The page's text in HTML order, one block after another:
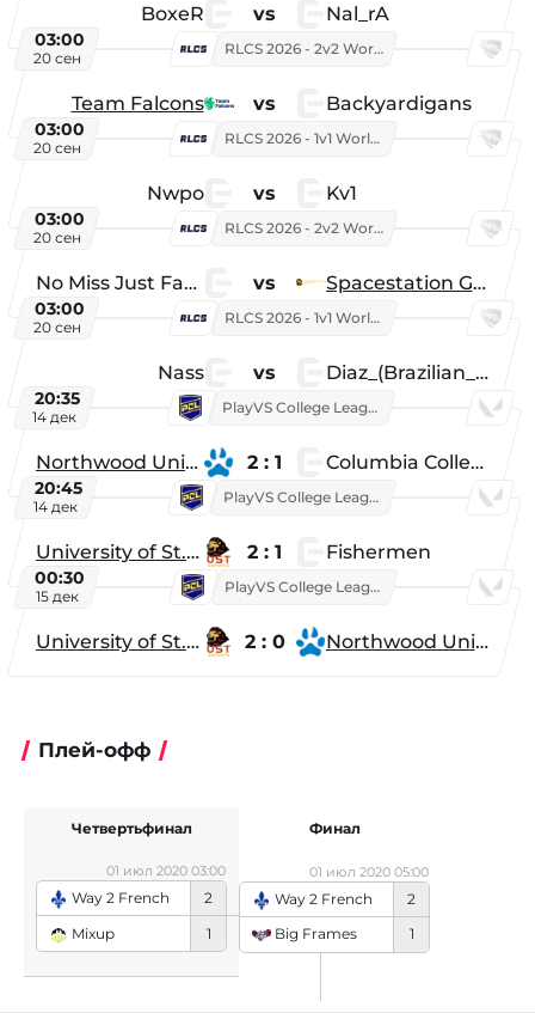
BoxeR vs Nal_rA
03:00
20 сен
RLCS 2026 - 2v2 World Championship
Team Falcons vs Backyardigans
03:00
20 сен
RLCS 2026 - 1v1 World Championship
Nwpo vs Kv1
03:00
20 сен
RLCS 2026 - 2v2 World Championship
No Miss Just Fake vs Spacestation Gaming
03:00
20 сен
RLCS 2026 - 1v1 World Championship
Nass vs Diaz_(Brazilian_Player)
20:35
14 дек
PlayVS College League 2025: Fall
Northwood University 2 : 1 Columbia College
20:45
14 дек
PlayVS College League 2025: Fall
University of St. Thomas 2 : 1 Fishermen
00:30
15 дек
PlayVS College League 2025: Fall
University of St. Thomas 2 : 0 Northwood University
Плей-офф
Way 2 French
2
Mixup
1
01 июл 2020 03:00
Четвертьфинал
Way 2 French
2
Big Frames
1
01 июл 2020 05:00
Финал